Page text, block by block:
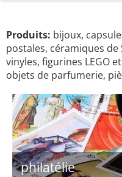
Produits: bijoux,
postales, céramiques
vinyles, figurines LEGO
objets de parfumerie,
philatélie